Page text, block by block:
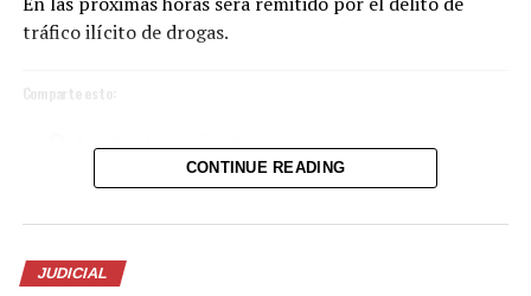
tráfico ilícito de drogas.
Comparte esto:
Cargando...
CONTINUE READING
JUDICIAL